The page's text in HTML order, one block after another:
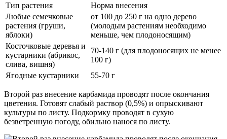
Тип растения
Норма внесения
Любые семечковые
растения (груши,
яблоки)
от 100 до 250 г на одно дерево
(молодым растениям необходимо
меньше, чем плодоносящим)
Косточковые деревья и
кустарники (абрикос,
слива, вишня)
70-140 г (для плодоносящих не менее
100 г)
Ягодные кустарники
55-70 г
Второй раз внесение карбамида проводят после окончания
цветения. Готовят слабый раствор (0,5%) и опрыскивают
культуры по листу. Подкормку проводят в сухую
безветренную погоду, обильно нанося по листу.